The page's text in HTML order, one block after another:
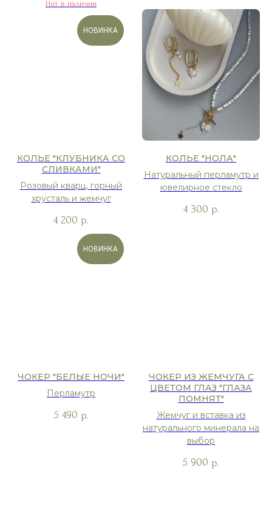
Нет в наличии
НОВИНКА
КОЛЬЕ "КЛУБНИКА СО
СЛИВКАМИ"
Розовый кварц, горный
хрусталь и жемчуг
4 200 р.
КОЛЬЕ "НОЛА"
Натуральный перламутр и
ювелирное стекло
4 300 р.
НОВИНКА
ЧОКЕР "БЕЛЫЕ НОЧИ"
Перламутр
5 490 р.
ЧОКЕР ИЗ ЖЕМЧУГА С
ЦВЕТОМ ГЛАЗ "ГЛАЗА
ПОМНЯТ"
Жемчуг и вставка из
натурального минерала на
выбор
5 900 р.